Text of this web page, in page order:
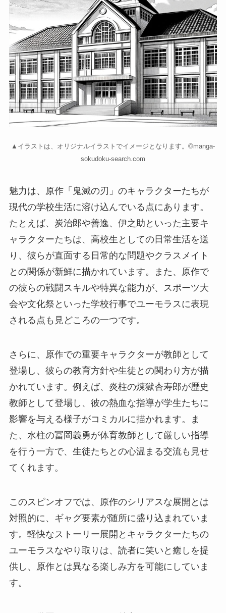
▲イラストは、オリジナルイラストでイメージとなります。©manga-
sokudoku-search.com
魅力は、原作「鬼滅の刃」のキャラクターたちが
現代の学校生活に溶け込んでいる点にあります。
たとえば、炭治郎や善逸、伊之助といった主要キ
ャラクターたちは、高校生としての日常生活を送
り、彼らが直面する日常的な問題やクラスメイト
との関係が新鮮に描かれています。また、原作で
の彼らの戦闘スキルや特異な能力が、スポーツ大
会や文化祭といった学校行事でユーモラスに表現
される点も見どころの一つです。
さらに、原作での重要キャラクターが教師として
登場し、彼らの教育方針や生徒との関わり方が描
かれています。例えば、炎柱の煉獄杏寿郎が歴史
教師として登場し、彼の熱血な指導が学生たちに
影響を与える様子がコミカルに描かれます。ま
た、水柱の冨岡義勇が体育教師として厳しい指導
を行う一方で、生徒たちとの心温まる交流も見せ
てくれます。
このスピンオフでは、原作のシリアスな展開とは
対照的に、ギャグ要素が随所に盛り込まれていま
す。軽快なストーリー展開とキャラクターたちの
ユーモラスなやり取りは、読者に笑いと癒しを提
供し、原作とは異なる楽しみ方を可能にしていま
す。